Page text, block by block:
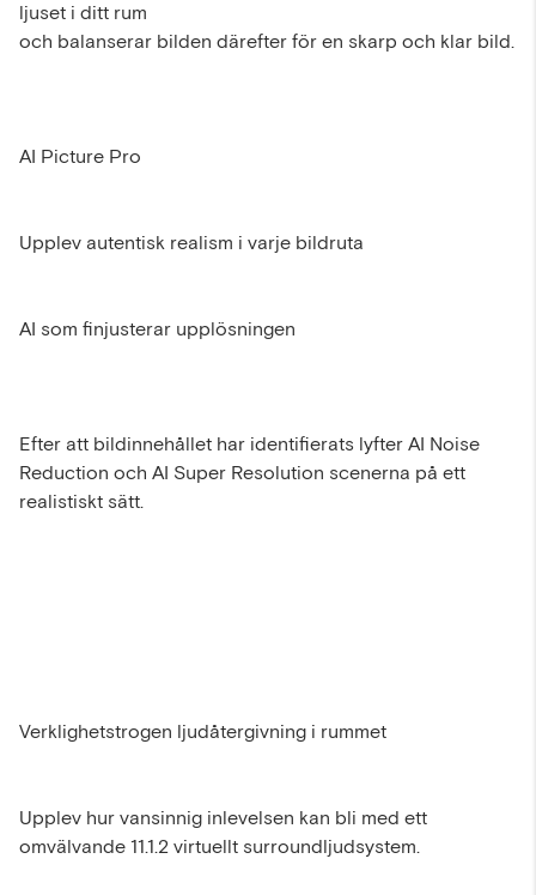
ljuset i ditt rum
och balanserar bilden därefter för en skarp och klar bild.
AI Picture Pro
Upplev autentisk realism i varje bildruta
AI som finjusterar upplösningen
Efter att bildinnehållet har identifierats lyfter AI Noise
Reduction och AI Super Resolution scenerna på ett
realistiskt sätt.
Verklighetstrogen ljudåtergivning i rummet
Upplev hur vansinnig inlevelsen kan bli med ett
omvälvande 11.1.2 virtuellt surroundljudsystem.